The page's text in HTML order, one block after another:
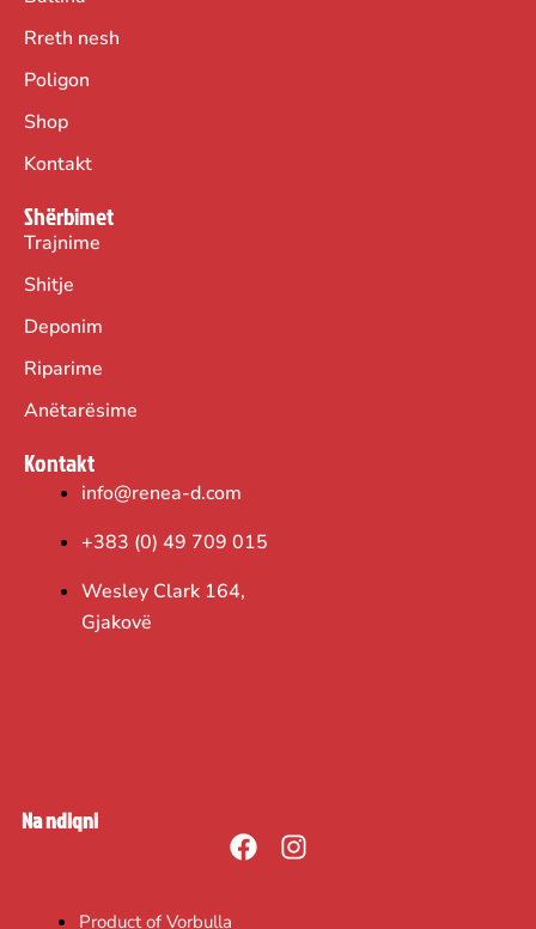
Rreth nesh
Poligon
Shop
Kontakt
Shërbimet
Trajnime
Shitje
Deponim
Riparime
Anëtarësime
Kontakt
info@renea-d.com
+383 (0) 49 709 015
Wesley Clark 164,
Gjakovë
Na ndiqni
F
a
I
Product of Vorbulla